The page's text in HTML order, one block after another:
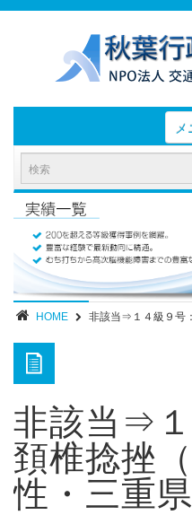
メ
HOME
お知らせと業務日誌
認定実績
- 後遺障害等級認定実績
- 後遺障害等級認定実績
部位別症状
- 部位別解説 ～ 交通事
- 高次脳機能障害の皆様へ
保険の百科事典
HOME 非該当⇒１４級９号
非該当⇒１
頚椎捻挫
性・三重県